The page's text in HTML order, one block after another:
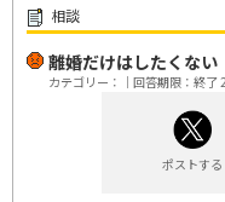
相談
離婚だけはしたくない
カテゴリー：｜回答期限：終
ポストする